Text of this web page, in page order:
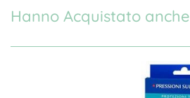
Hanno Acquistato anche